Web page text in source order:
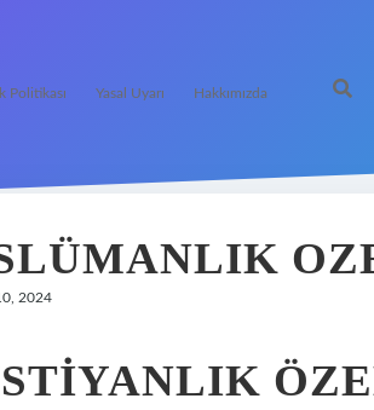
Politikası Yasal Uyarı Hakkımızda
2024